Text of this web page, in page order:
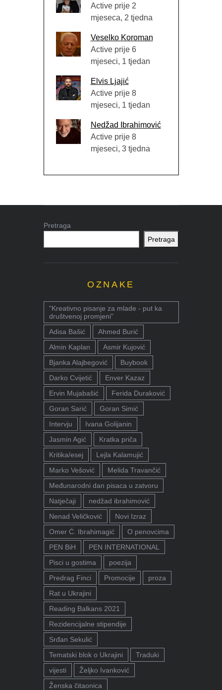
Active prije 2
mjeseca, 2 tjedna
Veselko Koroman
Active prije 6
mjeseci, 1 tjedan
Elvis Ljajić
Active prije 8
mjeseci, 1 tjedan
Nedžad Ibrahimović
Active prije 8
mjeseci, 3 tjedna
Pretraga
Pretraga
OZNAKE
"Kreativno pisanje za mlade - put ka
društvenoj promjeni"
Adisa Bašić
Ahmed Burić
Almin Kaplan
Asmir Kujović
Bjanka Alajbegović
Buybook
Darko Cvijetić
Enver Kazaz
Ervin Mujabašić
Ferida Duraković
Goran Sarić
Goran Simić
Intervju
Ivana Golijanin
Jasmin Agić
Kratka priča
Kritika/esej
Lejla Kalamujić
Marko Vešović
Melida Travančić
Međunarodni dan pisaca u zatvoru
Natječaji
nedžad ibrahimović
Nenad Veličković
Novi Izraz
Omer Ć. Ibrahimagić
O penovcima
PEN BiH
PEN INTERNATIONAL
Pisci u gostima
poezija
Predrag Finci
Promocije
proza
Rat u Ukrajini
Reading Balkans 2021
Rezidencijalne stipendije
Srđan Sekulić
Tematski blok o Ukrajini
Traduki
vijesti
Željko Ivanković
Ženska čitaonica